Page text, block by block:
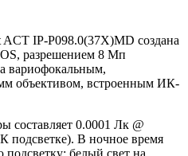
ACT IP-P098.0(37X)MD создана
разрешением 8 Мп
вариофокальным,
объективом, встроенным ИК-
составляет 0.0001 Лк @
В ночное время
подсветку: белый свет на